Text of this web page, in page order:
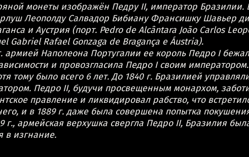
монеты изображён Педру II, император
Леополду Салвадор Бибиану Франсишку Шавьер
и Аустрия (порт. Pedro de Alcântara João Carlos
Gabriel Rafael Gonzaga de Bragança e Áustria).
армией Наполеона Португалии ее король Педро I
и провозгласила Педро I своим императором.
тому было всего 6 лет. До 1840 г. Бразилией
Педро II, будучи просвещенным монархом,
правление и ликвидировал рабство, что
и в 1889 г. даже была совершена попытка
г., армейская верхушка свергла Педро II, Бразилия
в изгнание.